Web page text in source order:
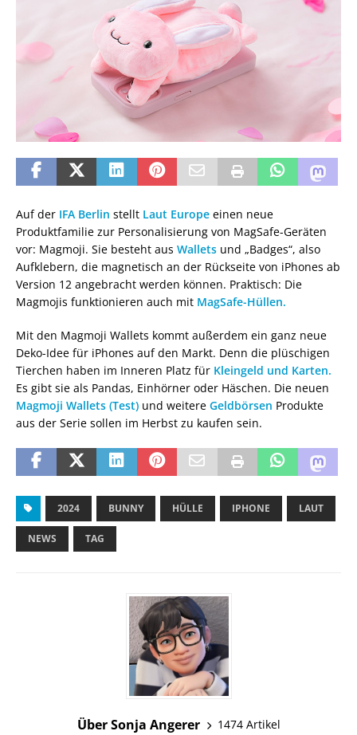
Auf der IFA Berlin stellt Laut Europe einen neue
Produktfamilie zur Personalisierung von MagSafe-Geräten
vor: Magmoji. Sie besteht aus Wallets und „Badges“, also
Aufklebern, die magnetisch an der Rückseite von iPhones ab
Version 12 angebracht werden können. Praktisch: Die
Magmojis funktionieren auch mit MagSafe-Hüllen.
Mit den Magmoji Wallets kommt außerdem ein ganz neue
Deko-Idee für iPhones auf den Markt. Denn die plüschigen
Tierchen haben im Inneren Platz für Kleingeld und Karten.
Es gibt sie als Pandas, Einhörner oder Häschen. Die neuen
Magmoji Wallets (Test) und weitere Geldbörsen Produkte
aus der Serie sollen im Herbst zu kaufen sein.
2024 BUNNY HÜLLE IPHONE LAUT
NEWS TAG
Über Sonja Angerer
1474 Artikel